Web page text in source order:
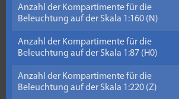
Anzahl der Kompartimente für die
Beleuchtung auf der Skala 1:160 (N)
Anzahl der Kompartimente für die
Beleuchtung auf der Skala 1:87 (H0)
Anzahl der Kompartimente für die
Beleuchtung auf der Skala 1:220 (Z)